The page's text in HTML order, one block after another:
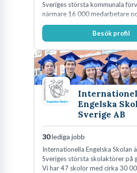
Sveriges största kommunala
närmare 16 000 medarbetare
kommunala grundskolor och
Besök profil
Engelska
Sverige AB
30lediga jobb
Internationella Engelska Skolan
Sveriges största skolaktörer på
Vi har 47 skolor med cirka 30